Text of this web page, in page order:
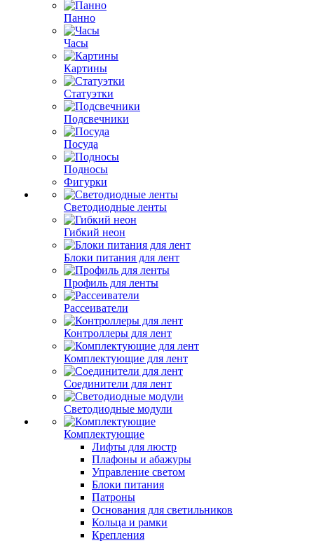
Панно
Часы
Картины
Статуэтки
Подсвечники
Посуда
Подносы
Фигурки
Светодиодные ленты
Гибкий неон
Блоки питания для лент
Профиль для ленты
Рассеиватели
Контроллеры для лент
Комплектующие для лент
Соединители для лент
Светодиодные модули
Комплектующие
Лифты для люстр
Плафоны и абажуры
Управление светом
Блоки питания
Патроны
Основания для светильников
Кольца и рамки
Крепления